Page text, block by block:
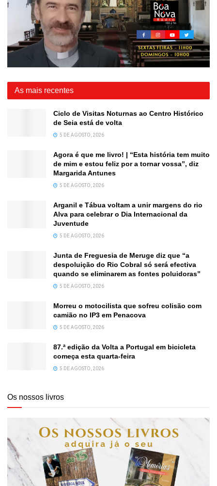
As mais recentes
Ciclo de Visitas Noturnas ao Centro Histórico
de Seia está de volta
5 DE AGOSTO, 2026
Agora é que me livro! | “Esta história tem muito
de mim e estou feliz por a tornar vossa”, diz
Margarida Antunes
5 DE AGOSTO, 2026
Arganil e Tábua voltam a unir margens do rio
Alva para celebrar o Dia Internacional da
Juventude
5 DE AGOSTO, 2026
Junta de Freguesia de Meruge diz que “a
despoluição do Rio Cobral só será efectiva
quando se eliminarem as fontes poluidoras”
5 DE AGOSTO, 2026
Morreu o motocilista que sofreu colisão com
camião no IP3 em Penacova
5 DE AGOSTO, 2026
87.ª edição da Volta a Portugal em bicicleta
começa esta quarta-feira
5 DE AGOSTO, 2026
Os nossos livros